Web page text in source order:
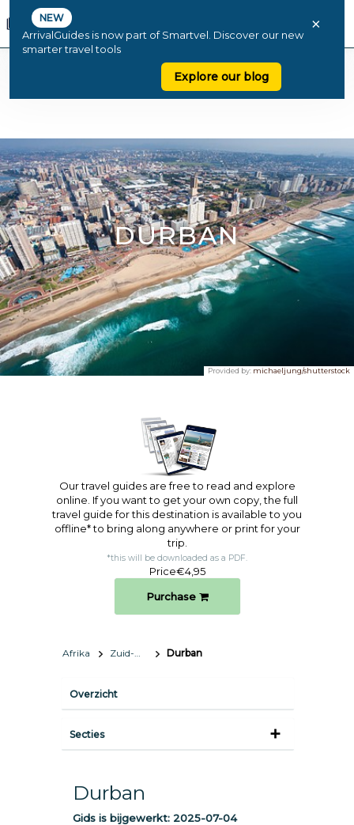
NEW
ArrivalGuides is now part of Smartvel. Discover our new
smarter travel tools
Explore our blog
×
DURBAN
Provided by: michaeljung/shutterstock
Our travel guides are free to read and explore
online. If you want to get your own copy, the full
travel guide for this destination is available to you
offline* to bring along anywhere or print for your
trip.​
*this will be downloaded as a PDF.
Price€4,95
Purchase
Afrika Zuid-Afrika Durban
Overzicht
Secties
Durban
Gids is bijgewerkt: 2025-07-04